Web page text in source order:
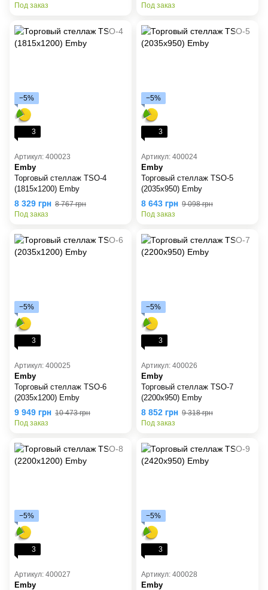
Под заказ
Под заказ
−5%
3
Артикул: 400023
Emby
Торговый стеллаж TSO-4
(1815х1200) Emby
8 329 грн 8 767 грн
Под заказ
−5%
3
Артикул: 400024
Emby
Торговый стеллаж TSO-5
(2035х950) Emby
8 643 грн 9 098 грн
Под заказ
−5%
3
Артикул: 400025
Emby
Торговый стеллаж TSO-6
(2035х1200) Emby
9 949 грн 10 473 грн
Под заказ
−5%
3
Артикул: 400026
Emby
Торговый стеллаж TSO-7
(2200х950) Emby
8 852 грн 9 318 грн
Под заказ
−5%
3
Артикул: 400027
Emby
−5%
3
Артикул: 400028
Emby